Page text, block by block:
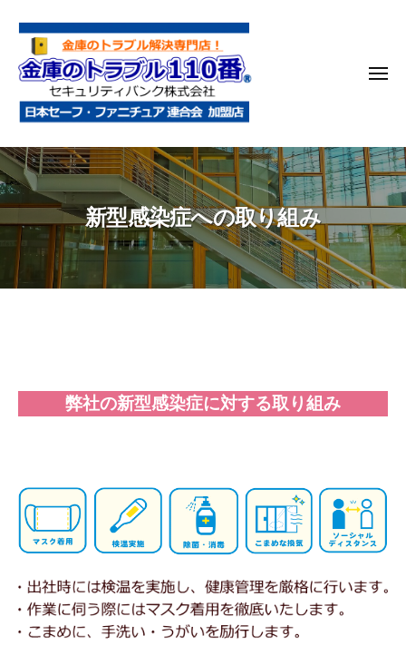
ス
キ
ッ
金
庫
の
ト
ラ
ブ
金
庫
鍵
け
・
処
・
修
の
専
門
店
メ
新型感染症への取り組み
型
感
症
へ
の
取
り
弊社の新型感染症に対する取り組み
庫
の
ト
ラ
ブ
1
1
0